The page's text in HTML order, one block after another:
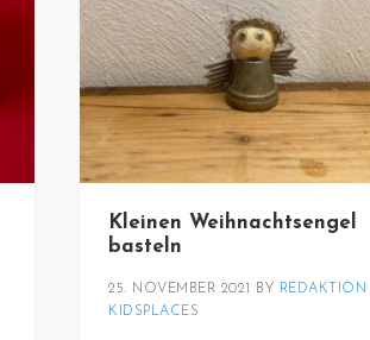
Kleinen Weihnachtsengel
basteln
25. NOVEMBER 2021 BY REDAKTION
KIDSPLACES